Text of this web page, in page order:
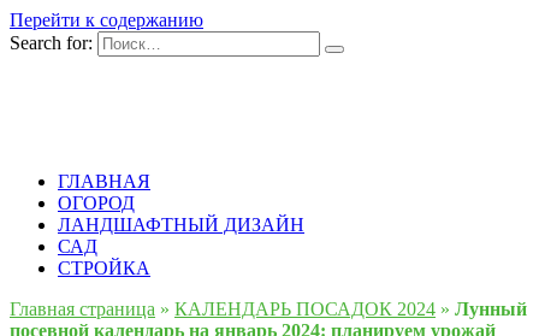
Перейти к содержанию
Search for:
ГЛАВНАЯ
ОГОРОД
ЛАНДШАФТНЫЙ ДИЗАЙН
САД
СТРОЙКА
Главная страница » КАЛЕНДАРЬ ПОСАДОК 2024 » Лунный
посевной календарь на январь 2024: планируем урожай